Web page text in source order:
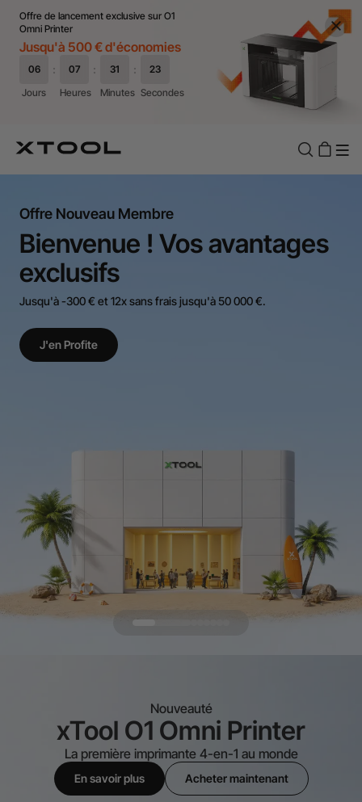
Offre de lancement exclusive sur O1
Omni Printer
Jusqu'à 500 € d'économies
Offre Nouveau Membre
Bienvenue ! Vos avantages
exclusifs
Jusqu'à -300 € et 12x sans frais jusqu'à 50 000 €.
J'en Profite
Nouveauté
xTool O1 Omni Printer
La première imprimante 4-en-1 au monde
En savoir plus Acheter maintenant